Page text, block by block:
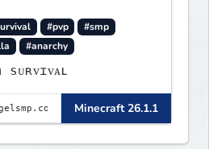
#pvp
#smp
#anarchy
ѕᴜʀᴠɪᴠᴀʟ
Minecraft 26.1.1